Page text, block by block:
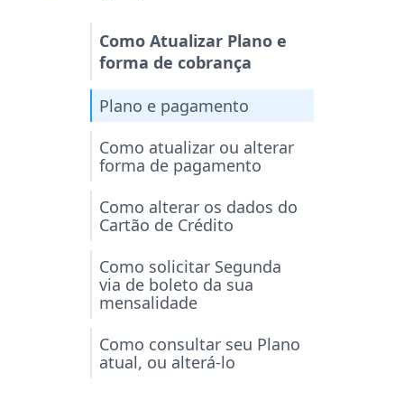
Como Atualizar Plano e
forma de cobrança
Plano e pagamento
Como atualizar ou alterar
forma de pagamento
Como alterar os dados do
Cartão de Crédito
Como solicitar Segunda
via de boleto da sua
mensalidade
Como consultar seu Plano
atual, ou alterá-lo